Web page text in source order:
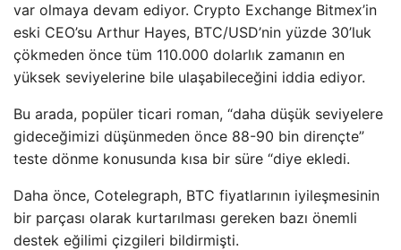
var olmaya devam ediyor. Crypto Exchange Bitmex’in
eski CEO’su Arthur Hayes, BTC/USD’nin yüzde 30’luk
çökmeden önce tüm 110.000 dolarlık zamanın en
yüksek seviyelerine bile ulaşabileceğini iddia ediyor.
Bu arada, popüler ticari roman, “daha düşük seviyelere
gideceğimizi düşünmeden önce 88-90 bin dirençte”
teste dönme konusunda kısa bir süre “diye ekledi.
Daha önce, Cotelegraph, BTC fiyatlarının iyileşmesinin
bir parçası olarak kurtarılması gereken bazı önemli
destek eğilimi çizgileri bildirmişti.